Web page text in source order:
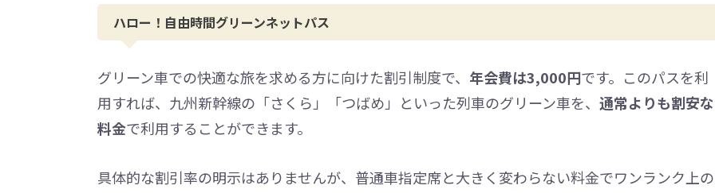
ハロー！自由時間グリーンネットパス
グリーン車での快適な旅を求める方に向けた割引制度で、 年会費は3,000円です。このパスを利
用すれば、九州新幹線の「さくら」「つばめ」といった列車のグリーン車を、 通常よりも割安な
料金で利用することができます。
具体的な割引率の明示はありませんが、普通車指定席と大きく変わらない料金でワンランク上の